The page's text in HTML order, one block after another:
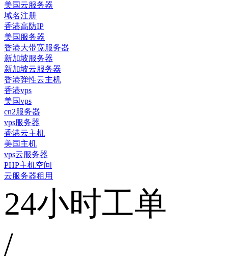
美国云服务器
域名注册
香港高防IP
美国服务器
香港大带宽服务器
新加坡服务器
新加坡云服务器
香港弹性云主机
香港vps
美国vps
cn2服务器
vps服务器
香港云主机
美国主机
vps云服务器
PHP主机空间
云服务器租用
24小时工单
/